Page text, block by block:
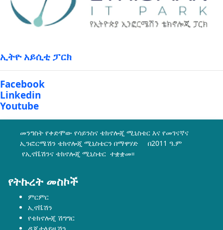
ኢትዮ አይሲቲ ፓርክ
Facebook
Linkedin
Youtube
መንግስት የቀድሞው የሳይንስና ቴክኖሎጂ ሚኒስቴር እና የመገናኛና
ኢንፎርሜሽን ቴክኖሎጂ ሚኒስቴርን በማዋሃድ በ2011 ዓ.ም
የኢኖቬሽንና ቴክኖሎጂ ሚኒስቴር ተቋቋመ፡፡
የትኩረት መስኮች
ምርምር
ኢኖቬሽን
የቴክኖሎጂ ሽግግር